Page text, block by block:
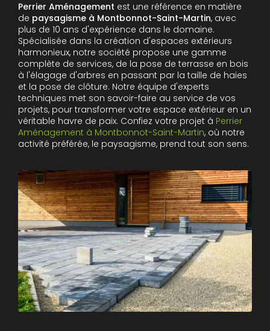
Perrier Aménagement est une référence en matière
de paysagisme à Montbonnot-Saint-Martin, avec
plus de 10 ans d'expérience dans le domaine.
Spécialisée dans la création d'espaces extérieurs
harmonieux, notre société propose une gamme
complète de services, de la pose de terrasse en bois
à l'élagage d'arbres en passant par la taille de haies
et la pose de clôture. Notre équipe d'experts
techniques met son savoir-faire au service de vos
projets, pour transformer votre espace extérieur en un
véritable havre de paix. Confiez votre projet à Perrier
Aménagement à Montbonnot-Saint-Martin, où notre
activité préférée, le paysagisme, prend tout son sens.